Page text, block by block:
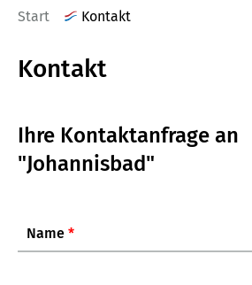
Start Kontakt
Kontakt
Ihre Kontaktanfrage an
"Johannisbad"
Name *